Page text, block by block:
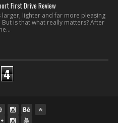
First Drive Review
larger, lighter and far more pleasing
is that what really matters? After
4